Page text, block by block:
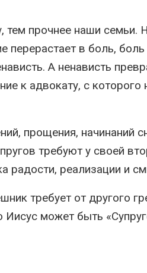
прочнее наши семьи.
перерастает в боль, боль
А ненависть
к адвокату, с которого
прощения, начинаний
требуют у своей
радости, реализации и
требует от другого
Иисус может быть